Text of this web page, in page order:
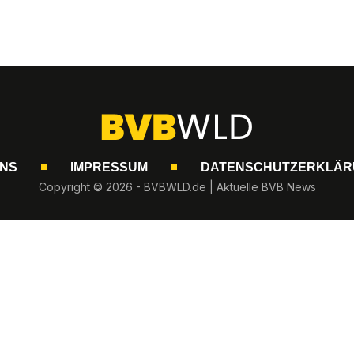
IMPRESSUM
Copyright © 2026 - BVBWLD.de | Aktuelle BVB News